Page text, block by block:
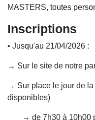
MASTERS, toutes
Inscriptions
• Jusqu'au 21/04/2026 :
→ Sur le site de notre
→ Sur place le jour de
disponibles)
→ de 7h30 à 10h00